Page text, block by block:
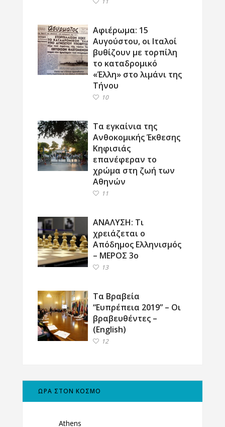
Αφιέρωμα: 15
Αυγούστου, οι Ιταλοί
βυθίζουν με τορπίλη
το καταδρομικό
«Έλλη» στο λιμάνι της
Τήνου
10
Τα εγκαίνια της
Ανθοκομικής Έκθεσης
Κηφισιάς
επανέφεραν το
χρώμα στη ζωή των
Αθηνών
11
ΑΝΑΛΥΣΗ: Τι
χρειάζεται ο
Απόδημος Ελληνισμός
– ΜΕΡΟΣ 3ο
13
Τα Βραβεία
“Ευπρέπεια 2019” – Οι
βραβευθέντες –
(English)
12
ΩΡΑ ΣΤΟΝ ΚΟΣΜΟ
Athens